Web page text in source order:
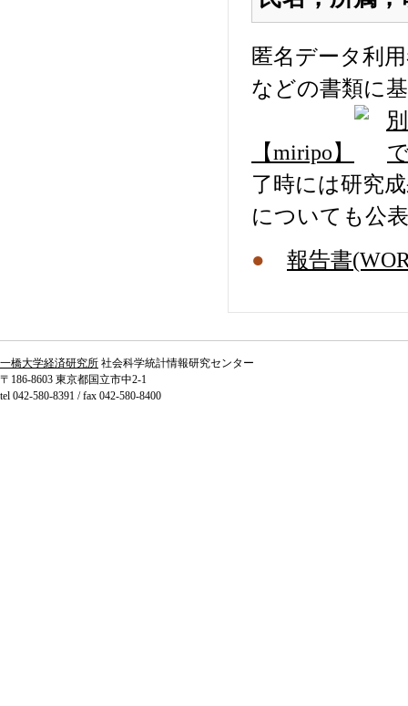
匿名データ利
などの書類に
【miripo】
了時には研究
についても公
● 報告書
一橋大学経済研究所 社会科学統計情報研究センター
〒186-8603 東京都国立市中2-1
tel 042-580-8391 / fax 042-580-8400